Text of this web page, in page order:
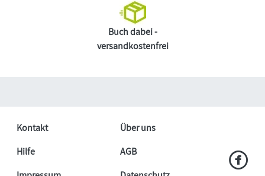
Buch dabei -
versandkostenfrei
Kontakt
Über uns
Hilfe
AGB